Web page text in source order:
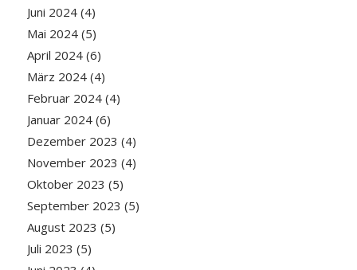
Juni 2024(4)
Mai 2024(5)
April 2024(6)
März 2024(4)
Februar 2024(4)
Januar 2024(6)
Dezember 2023 (4)
November 2023 (4)
Oktober 2023 (5)
September 2023 (5)
August 2023 (5)
Juli 2023 (5)